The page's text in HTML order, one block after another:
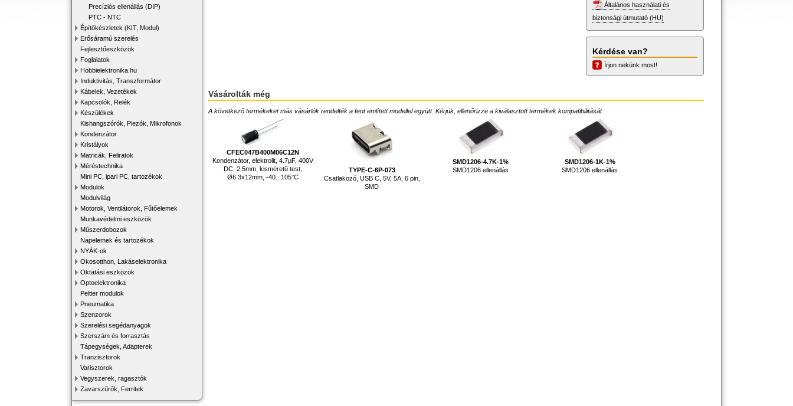
Precíziós ellenállás (DIP)
PTC - NTC
Építőkészletek (KIT, Modul)
Erősáramú szerelés
Fejlesztőeszközök
Foglalatok
Hobbielektronika.hu
Induktivitás, Transzformátor
Kábelek, Vezetékek
Kapcsolók, Relék
Készülékek
Kishangszórók, Piezók, Mikrofonok
Kondenzátor
Kristályok
Matricák, Feliratok
Méréstechnika
Mini PC, ipari PC, tartozékok
Modulok
Modulvilág
Motorok, Ventilátorok, Fűtőelemek
Munkavédelmi eszközök
Műszerdobozok
Napelemek és tartozékok
NYÁK-ok
Okosotthon, Lakáselektronika
Oktatási eszközök
Optoelektronika
Peltier modulok
Pneumatika
Szenzorok
Szerelési segédanyagok
Szerszám és forrasztás
Tápegységek, Adapterek
Tranzisztorok
Varisztorok
Vegyszerek, ragasztók
Zavarszűrők, Ferritek
Általános használati és
biztonsági útmutató (HU)
Kérdése van?
Írjon nekünk most!
Vásárolták még
A következő termékeket más vásárlók rendelték a fent említett modellel együtt. Kérjük, ellenőrizze a kiválasztott termékek kompatibilitását.
CFEC047B400M06C12N
Kondenzátor, elektrolit, 4.7µF, 400V
DC, 2.5mm, kisméretű test,
Ø6.3x12mm, -40...105°C
TYPE-C-6P-073
Csatlakozó, USB C, 5V, 5A, 6 pin,
SMD
SMD1206-4.7K-1%
SMD1206 ellenállás
SMD1206-1K-1%
SMD1206 ellenállás